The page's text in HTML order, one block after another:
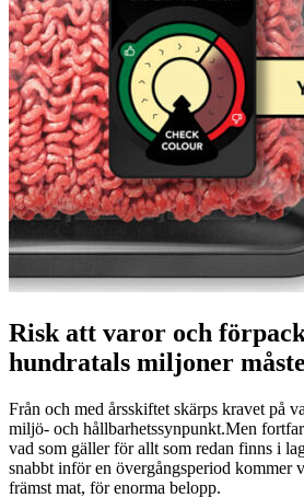
Risk att varor och
hundratals miljoner
Från och med årsskiftet skärps kravet på
miljö- och hållbarhetssynpunkt.Men
vad som gäller för allt som redan finns i
snabbt inför en övergångsperiod kommer
främst mat, för enorma belopp.